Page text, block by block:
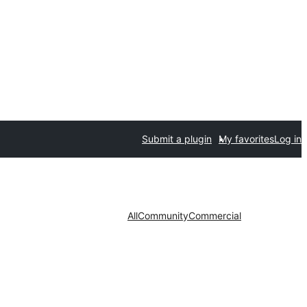
Submit a plugin My favoritesLog in
AllCommunityCommercial